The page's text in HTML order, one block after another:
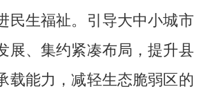
民生福祉。引导大中小城市
展、集约紧凑布局，提升县
载能力，减轻生态脆弱区的